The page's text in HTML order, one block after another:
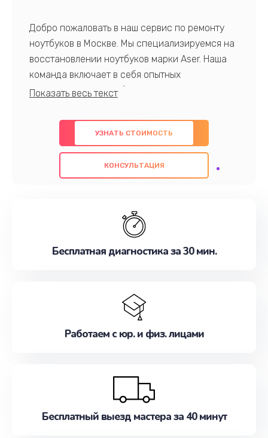
Добро пожаловать в наш сервис по ремонту
ноутбуков в Москве. Мы специализируемся на
восстановлении ноутбуков марки Aser. Наша
команда включает в себя опытных
профессионалов с обширными знаниями и
предлагаем быстрый и качественный ремонт с
использованием оригинальных компонентов, а
также гарантируем качество всех
проведенных работ. Наша цель - предоставить
наилучшим образом. Не медлите записаться на
УЗНАТЬ СТОИМОСТЬ
КОНСУЛЬТАЦИЯ
Бесплатная диагностика за 30 мин.
Работаем с юр. и физ. лицами
Бесплатный выезд мастера за 40 минут